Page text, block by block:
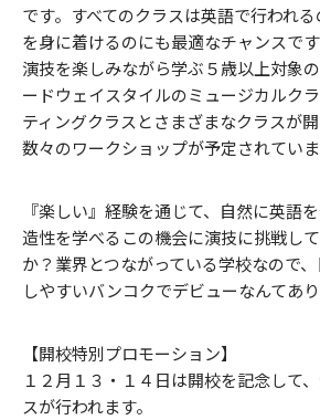
です。すべてのクラスは英語で行われ
を身に着けるのにも最適なチャンスです
演技を楽しみながら学ぶ５歳以上対象
ードウェイスタイルのミュージカルク
ティングクラスとさまざまなクラスが
数々のワークショップが予定されていま
『楽しい』経験を通じて、自然に英語
造性を学べるこの機会に演技に挑戦し
か？業界とつながっている学校なので
しやすいバンコクでデビューなんてあ
【開校特別プロモーション】
１２月１３・１４日は開校を記念して
スが行われます。